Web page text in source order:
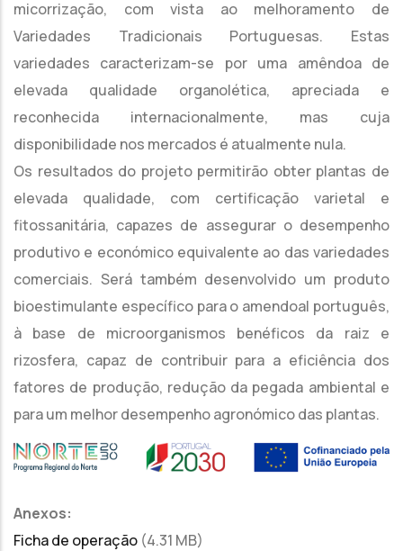
micorrização, com vista ao melhoramento de
Variedades Tradicionais Portuguesas. Estas
variedades caracterizam-se por uma amêndoa de
elevada qualidade organolética, apreciada e
reconhecida internacionalmente, mas cuja
disponibilidade nos mercados é atualmente nula.
Os resultados do projeto permitirão obter plantas de
elevada qualidade, com certificação varietal e
fitossanitária, capazes de assegurar o desempenho
produtivo e económico equivalente ao das variedades
comerciais. Será também desenvolvido um produto
bioestimulante específico para o amendoal português,
à base de microorganismos benéficos da raiz e
rizosfera, capaz de contribuir para a eficiência dos
fatores de produção, redução da pegada ambiental e
para um melhor desempenho agronómico das plantas.
Anexos:
Ficha de operação (4.31 MB)